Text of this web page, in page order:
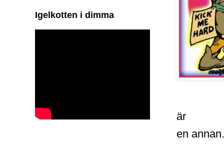
är
en annan.
Igelkotten i dimma